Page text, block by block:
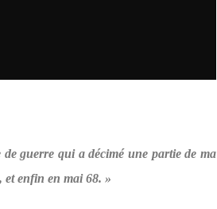
guerre qui a décimé une partie de ma
et enfin en mai 68. »